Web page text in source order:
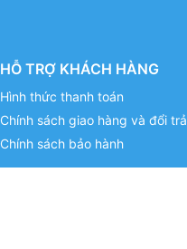
HỖ TRỢ KHÁCH HÀNG
Hình thức thanh toán
Chính sách giao hàng và đổi trả
Chính sách bảo hành